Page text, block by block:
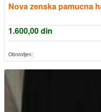
Nova zenska pamucna
1.600,00din
Obnovljen: